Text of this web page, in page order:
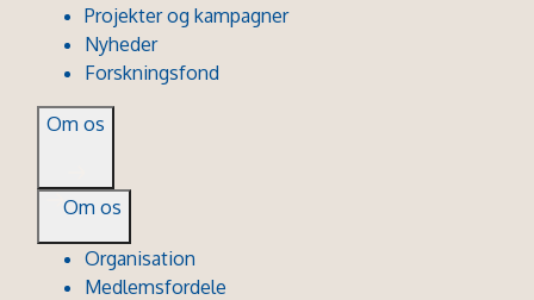
Projekter og kampagner
Nyheder
Forskningsfond
Om os
Om os
Organisation
Medlemsfordele